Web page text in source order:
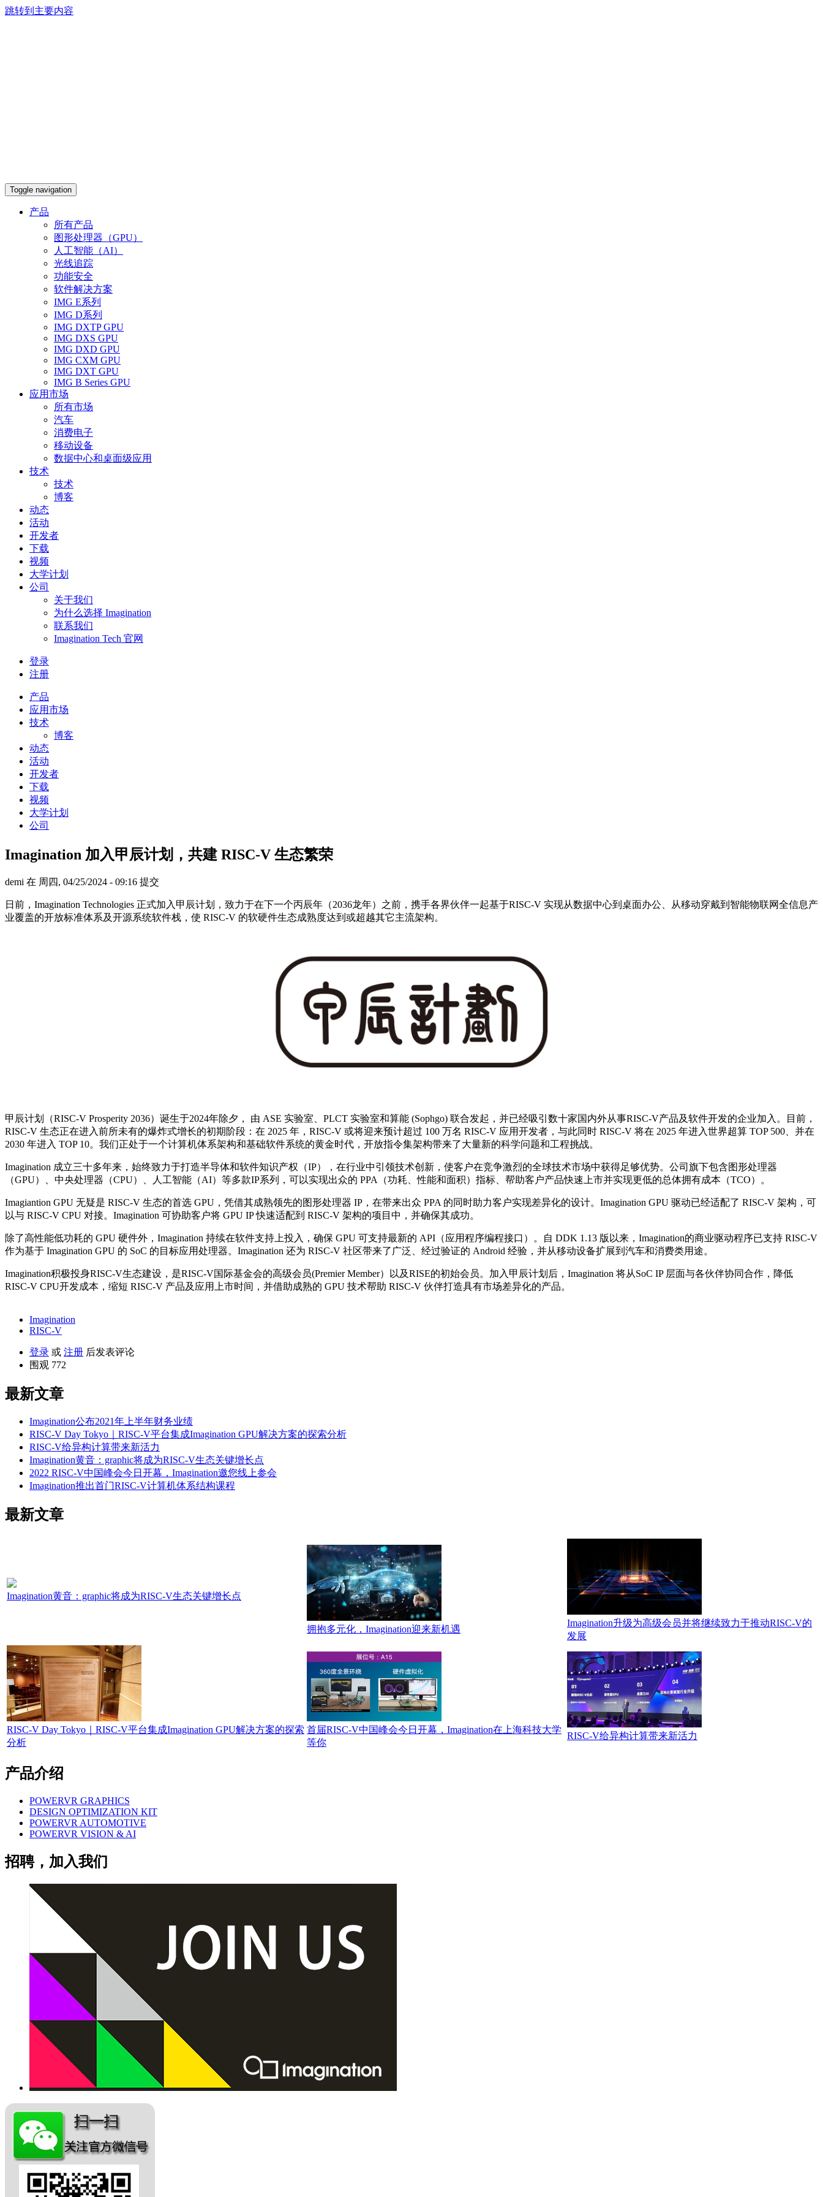
跳转到主要内容
Toggle navigation
产品
所有产品
图形处理器（GPU）
人工智能（AI）
光线追踪
功能安全
软件解决方案
IMG E系列
IMG D系列
IMG DXTP GPU
IMG DXS GPU
IMG DXD GPU
IMG CXM GPU
IMG DXT GPU
IMG B Series GPU
应用市场
所有市场
汽车
消费电子
移动设备
数据中心和桌面级应用
技术
技术
博客
动态
活动
开发者
下载
视频
大学计划
公司
关于我们
为什么选择 Imagination
联系我们
Imagination Tech 官网
登录
注册
产品
应用市场
技术
博客
动态
活动
开发者
下载
视频
大学计划
公司
Imagination 加入甲辰计划，共建 RISC-V 生态繁荣
demi 在 周四, 04/25/2024 - 09:16 提交
日前，Imagination Technologies 正式加入甲辰计划，致力于在下一个丙辰年（2036龙年）之前，携手各界伙伴一起基于RISC-V 实现从数据中心到桌面办公、从移动穿戴到智能物联网全信息产
业覆盖的开放标准体系及开源系统软件栈，使 RISC-V 的软硬件生态成熟度达到或超越其它主流架构。
甲辰计划（RISC-V Prosperity 2036）诞生于2024年除夕， 由 ASE 实验室、PLCT 实验室和算能 (Sophgo) 联合发起，并已经吸引数十家国内外从事RISC-V产品及软件开发的企业加入。目前，
RISC-V 生态正在进入前所未有的爆炸式增长的初期阶段：在 2025 年，RISC-V 或将迎来预计超过 100 万名 RISC-V 应用开发者，与此同时 RISC-V 将在 2025 年进入世界超算 TOP 500、并在
2030 年进入 TOP 10。我们正处于一个计算机体系架构和基础软件系统的黄金时代，开放指令集架构带来了大量新的科学问题和工程挑战。
Imagination 成立三十多年来，始终致力于打造半导体和软件知识产权（IP），在行业中引领技术创新，使客户在竞争激烈的全球技术市场中获得足够优势。公司旗下包含图形处理器
（GPU）、中央处理器（CPU）、人工智能（AI）等多款IP系列，可以实现出众的 PPA（功耗、性能和面积）指标、帮助客户产品快速上市并实现更低的总体拥有成本（TCO）。
Imagiantion GPU 无疑是 RISC-V 生态的首选 GPU，凭借其成熟领先的图形处理器 IP，在带来出众 PPA 的同时助力客户实现差异化的设计。Imagination GPU 驱动已经适配了 RISC-V 架构，可
以与 RISC-V CPU 对接。Imagination 可协助客户将 GPU IP 快速适配到 RISC-V 架构的项目中，并确保其成功。
除了高性能低功耗的 GPU 硬件外，Imagination 持续在软件支持上投入，确保 GPU 可支持最新的 API（应用程序编程接口）。自 DDK 1.13 版以来，Imagination的商业驱动程序已支持 RISC-V
作为基于 Imagination GPU 的 SoC 的目标应用处理器。Imagination 还为 RISC-V 社区带来了广泛、经过验证的 Android 经验，并从移动设备扩展到汽车和消费类用途。
Imagination积极投身RISC-V生态建设，是RISC-V国际基金会的高级会员(Premier Member）以及RISE的初始会员。加入甲辰计划后，Imagination 将从SoC IP 层面与各伙伴协同合作，降低
RISC-V CPU开发成本，缩短 RISC-V 产品及应用上市时间，并借助成熟的 GPU 技术帮助 RISC-V 伙伴打造具有市场差异化的产品。
Imagination
RISC-V
登录 或 注册 后发表评论
围观 772
最新文章
Imagination公布2021年上半年财务业绩
RISC-V Day Tokyo｜RISC-V平台集成Imagination GPU解决方案的探索分析
RISC-V给异构计算带来新活力
Imagination黄音：graphic将成为RISC-V生态关键增长点
2022 RISC-V中国峰会今日开幕，Imagination邀您线上参会
Imagination推出首门RISC-V计算机体系结构课程
最新文章
Imagination黄音：graphic将成为RISC-V生态关键增长点
拥抱多元化，Imagination迎来新机遇
Imagination升级为高级会员并将继续致力于推动RISC-V的
发展
RISC-V Day Tokyo｜RISC-V平台集成Imagination GPU解决方案的探索
分析
首届RISC-V中国峰会今日开幕，Imagination在上海科技大学
等你
RISC-V给异构计算带来新活力
产品介绍
POWERVR GRAPHICS
DESIGN OPTIMIZATION KIT
POWERVR AUTOMOTIVE
POWERVR VISION & AI
招聘，加入我们